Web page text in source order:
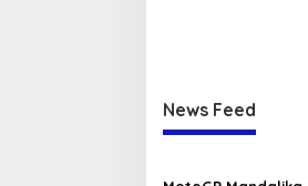
News Feed